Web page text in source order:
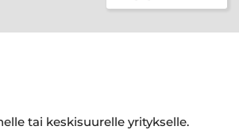
tai keskisuurelle yritykselle.